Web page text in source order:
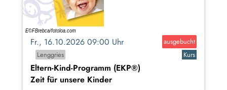
Fr., 16.10.2026 09:00 Uhr
ausgebucht
Lenggries
Kurs
Eltern-Kind-Programm (EKP®)
Zeit für unsere Kinder